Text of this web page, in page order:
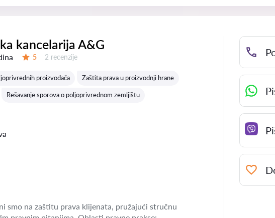
kancelarija A&G
5 Recenzija:
2 recenzije
proizvođača Zaštita prava u proizvodnji hrane
Rešavanje sporova o poljoprivrednom zemljištu
smo na zaštitu prava klijenata, pružajući stručnu